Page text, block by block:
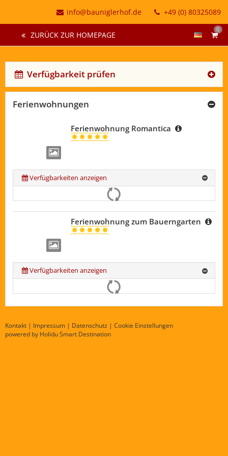
info@bauniglerhof.de +49 (0) 80325089
0
ZURÜCK ZUR HOMEPAGE
Verfügbarkeit prüfen
Ferienwohnungen
Ferienwohnung Romantica
Verfügbarkeiten anzeigen
Ferienwohnung zum Bauerngarten
Verfügbarkeiten anzeigen
Kontakt | Impressum | Datenschutz | Cookie Einstellungen
powered by Holidu Smart Destination